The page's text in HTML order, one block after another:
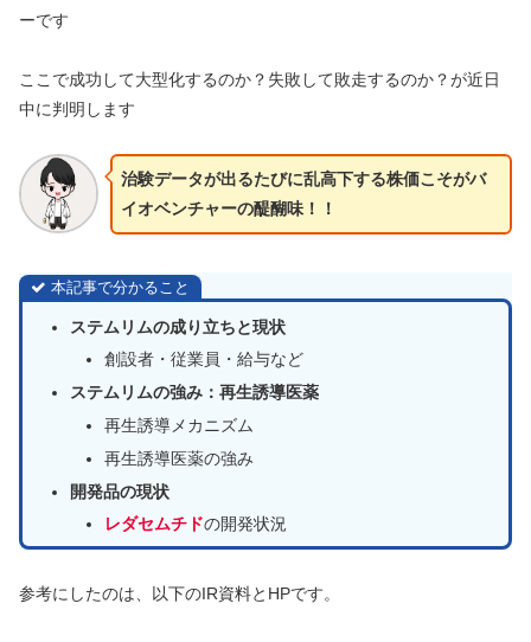
ーです
ここで成功して大型化するのか？失敗して敗走するのか？が近日
中に判明します
治験データが出るたびに乱高下する株価こそがバ
イオベンチャーの醍醐味！！
本記事で分かること
ステムリムの成り立ちと現状
創設者・従業員・給与など
ステムリムの強み：再生誘導医薬
再生誘導メカニズム
再生誘導医薬の強み
開発品の現状
レダセムチドの開発状況
参考にしたのは、以下のIR資料とHPです。